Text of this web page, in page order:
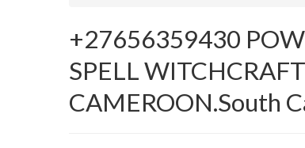
+27656359430
SPELL
CAMEROON.South